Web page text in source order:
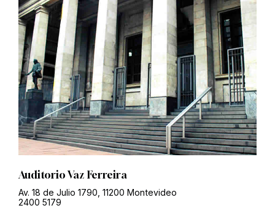
Auditorio Vaz Ferreira
Av. 18 de Julio 1790, 11200 Montevideo
2400 5179